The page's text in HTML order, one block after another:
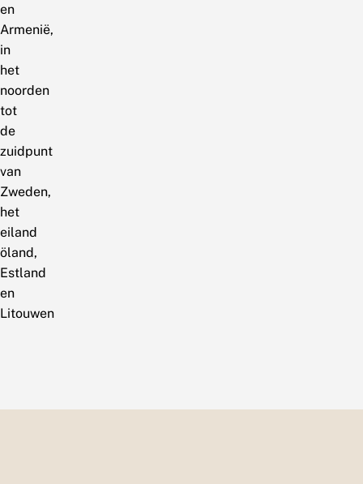
en
Armenië,
in
het
noorden
tot
de
zuidpunt
van
Zweden,
het
eiland
öland,
Estland
en
Litouwen